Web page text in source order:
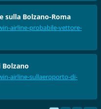
sulla Bolzano-Roma
airline-probabile-vettore-
airline-sullaeroporto-di-